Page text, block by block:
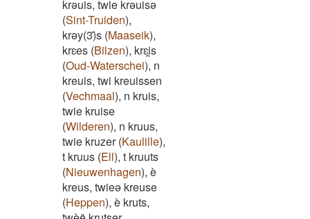
krəuis, twie krəuisə
(Sint-Truiden),
krəy(3)̄s (Maaseik),
krɛes (Bilzen), krɛi̯s
(Oud-Waterschei), n
kreuis, twi kreuissen
(Vechmaal), n kruis,
twie kruise
(Wilderen), n kruus,
twie kruzer(Kaulille),
t kruus (Ell), t kruuts
(Nieuwenhagen), è
kreus, twieə kreuse
(Heppen), è kruts,